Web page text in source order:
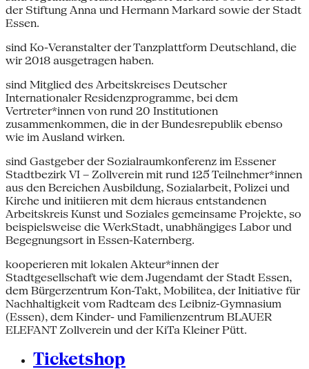
der Stiftung Anna und Hermann Markard sowie der Stadt
Essen.
sind Ko-Veranstalter der Tanzplattform Deutschland, die
wir 2018 ausgetragen haben.
sind Mitglied des Arbeitskreises Deutscher
Internationaler Residenzprogramme, bei dem
Vertreter*innen von rund 20 Institutionen
zusammenkommen, die in der Bundesrepublik ebenso
wie im Ausland wirken.
sind Gastgeber der Sozialraumkonferenz im Essener
Stadtbezirk VI – Zollverein mit rund 125 Teilnehmer*innen
aus den Bereichen Ausbildung, Sozialarbeit, Polizei und
Kirche und initiieren mit dem hieraus entstandenen
Arbeitskreis Kunst und Soziales gemeinsame Projekte, so
beispielsweise die WerkStadt, unabhängiges Labor und
Begegnungsort in Essen-Katernberg.
kooperieren mit lokalen Akteur*innen der
Stadtgesellschaft wie dem Jugendamt der Stadt Essen,
dem Bürgerzentrum Kon-Takt, Mobilitea, der Initiative für
Nachhaltigkeit vom Radteam des Leibniz-Gymnasium
(Essen), dem Kinder- und Familienzentrum BLAUER
ELEFANT Zollverein und der KiTa Kleiner Pütt.
Ticketshop